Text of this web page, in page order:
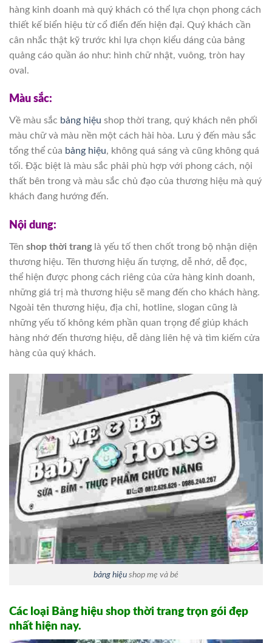
hàng kinh doanh mà quý khách có thể lựa chọn phong cách
thiết kế biển hiệu từ cổ điển đến hiện đại. Quý khách cần
cân nhắc thật kỹ trước khi lựa chọn kiểu dáng của bảng
quảng cáo quần áo như: hình chữ nhật, vuông, tròn hay
oval.
Màu sắc:
Về màu sắc bảng hiệu shop thời trang, quý khách nên phối
màu chữ và màu nền một cách hài hòa. Lưu ý đến màu sắc
tổng thể của bảng hiệu, không quá sáng và cũng không quá
tối. Đặc biệt là màu sắc phải phù hợp với phong cách, nội
thất bên trong và màu sắc chủ đạo của thương hiệu mà quý
khách đang hướng đến.
Nội dung:
Tên shop thời tranglà yếu tố then chốt trong bộ nhận diện
thương hiệu. Tên thương hiệu ấn tượng, dễ nhớ, dễ đọc,
thể hiện được phong cách riêng của cửa hàng kinh doanh,
những giá trị mà thương hiệu sẽ mang đến cho khách hàng.
Ngoài tên thương hiệu, địa chỉ, hotline, slogan cũng là
những yếu tố không kém phần quan trọng để giúp khách
hàng nhớ đến thương hiệu, dễ dàng liên hệ và tìm kiếm cửa
hàng của quý khách.
bảng hiệu shop mẹ và bé
Các loại Bảng hiệu shop thời trang trọn gói đẹp
nhất hiện nay.